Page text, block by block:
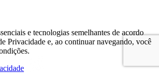
e tecnologias semelhantes de acordo
Privacidade e, ao continuar navegando, você